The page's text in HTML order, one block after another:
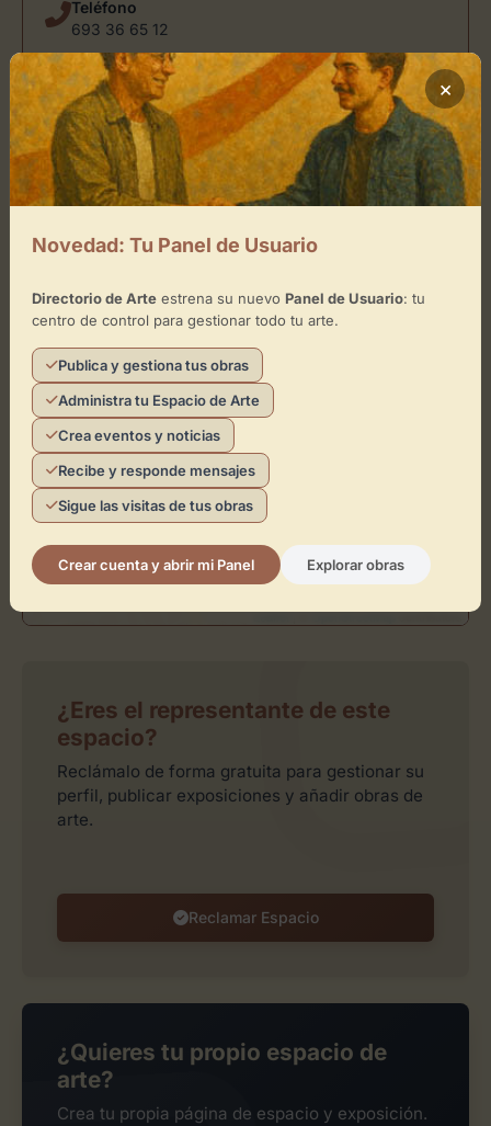
Teléfono
693 36 65 12
Ubicación de Volta
Cómo llegar
×
+
Leaflet| ©OpenStreetMapcontributors
Toca el mapa para interactuar
Activar Mapa
¿Eres el representante de este
espacio?
Reclámalo de forma gratuita para gestionar su
perfil, publicar exposiciones y añadir obras de
arte.
Reclamar Espacio
¿Quieres tu propio espacio de
arte?
Crea tu propia página de espacio y exposición.
×
Novedad: Tu Panel de Usuario
Directorio de Arteestrena su nuevo Panel de Usuario: tu
centro de control para gestionar todo tu arte.
Publica y gestiona tus obras
Administra tu Espacio de Arte
Crea eventos y noticias
Recibe y responde mensajes
Sigue las visitas de tus obras
Crear cuenta y abrir mi Panel Explorar obras